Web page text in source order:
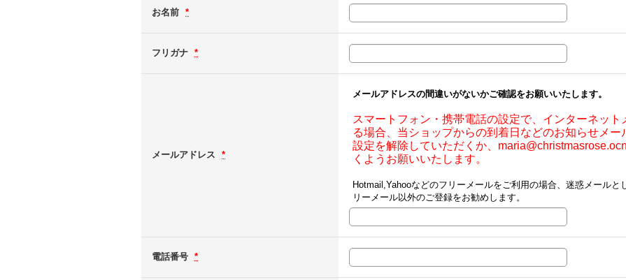
お名前 *
フリガナ *
メールアドレス *
メールアドレスの間違いがないかご確認をお願いいたします。
スマートフォン・携帯電話の設定で、インターネッ
る場合、当ショップからの到着日などのお知らせメ
設定を解除していただくか、
くようお願いいたします。
Hotmail,Yahooなどのフリーメールをご利用の場合、迷惑メール
リーメール以外のご登録をお勧めします。
電話番号 *